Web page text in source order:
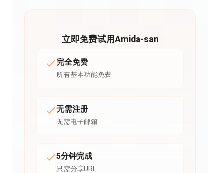
立即免费试用Amida-san
完全免费
所有基本功能免费
无需注册
无需电子邮箱
5分钟完成
只需分享URL